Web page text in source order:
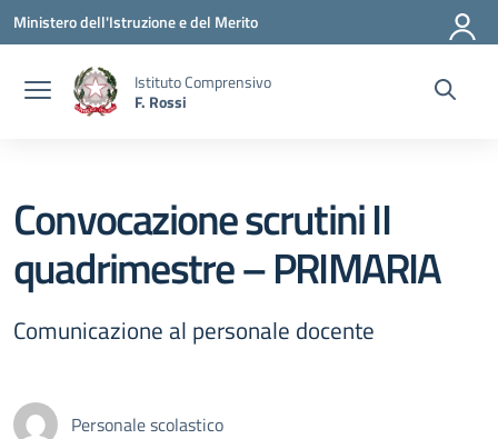
Vai ai contenuti
Vai al menu di navigazione
Vai al footer
Ministero dell'Istruzione e del Merito
Istituto Comprensivo
F. Rossi
Convocazione scrutini II
quadrimestre – PRIMARIA
Comunicazione al personale docente
Personale scolastico